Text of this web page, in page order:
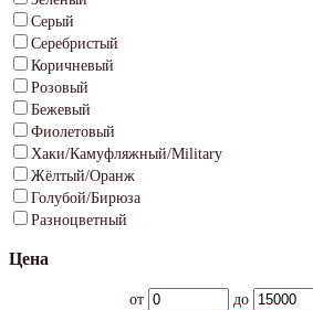
Серый
Серебристый
Коричневый
Розовый
Бежевый
Фиолетовый
Хаки/Камуфляжный/Military
Жёлтый/Оранж
Голубой/Бирюза
Разноцветный
Цена
от до